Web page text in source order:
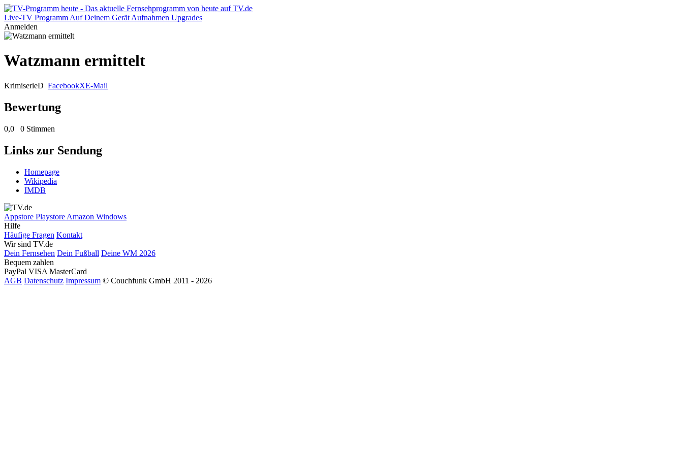
Live-TV Programm Auf Deinem Gerät Aufnahmen Upgrades
Anmelden
Watzmann ermittelt
KrimiserieD FacebookXE-Mail
Bewertung
0,0 0 Stimmen
Links zur Sendung
Homepage
Wikipedia
IMDB
Appstore Playstore Amazon Windows
Hilfe
Häufige Fragen Kontakt
Wir sind TV.de
Dein Fernsehen Dein Fußball Deine WM 2026
Bequem zahlen
PayPal VISA MasterCard
AGB Datenschutz Impressum © Couchfunk GmbH 2011 - 2026